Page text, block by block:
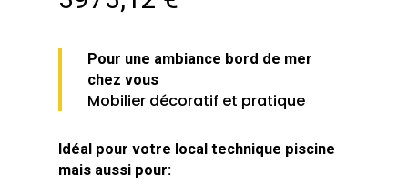
Pour une ambiance bord de mer
chez vous
Mobilier décoratif et pratique
Idéal pour votre local technique piscine
mais aussi pour: